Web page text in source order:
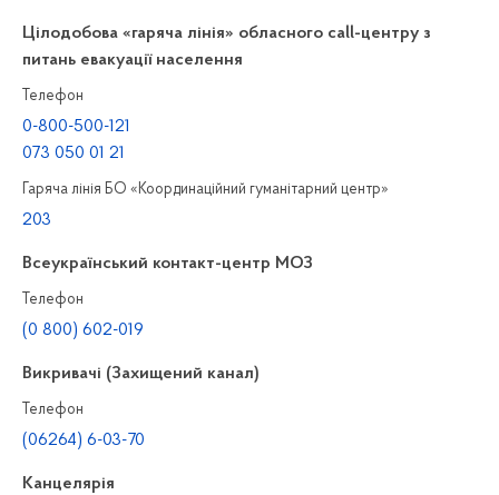
Цілодобова «гаряча лінія» обласного call-центру з
питань евакуації населення
Телефон
0-800-500-121
073 050 01 21
Гаряча лінія БО «Координаційний гуманітарний центр»
203
Всеукраїнський контакт-центр МОЗ
Телефон
(0 800) 602-019
Викривачі (Захищений канал)
Телефон
(06264) 6-03-70
Канцелярiя